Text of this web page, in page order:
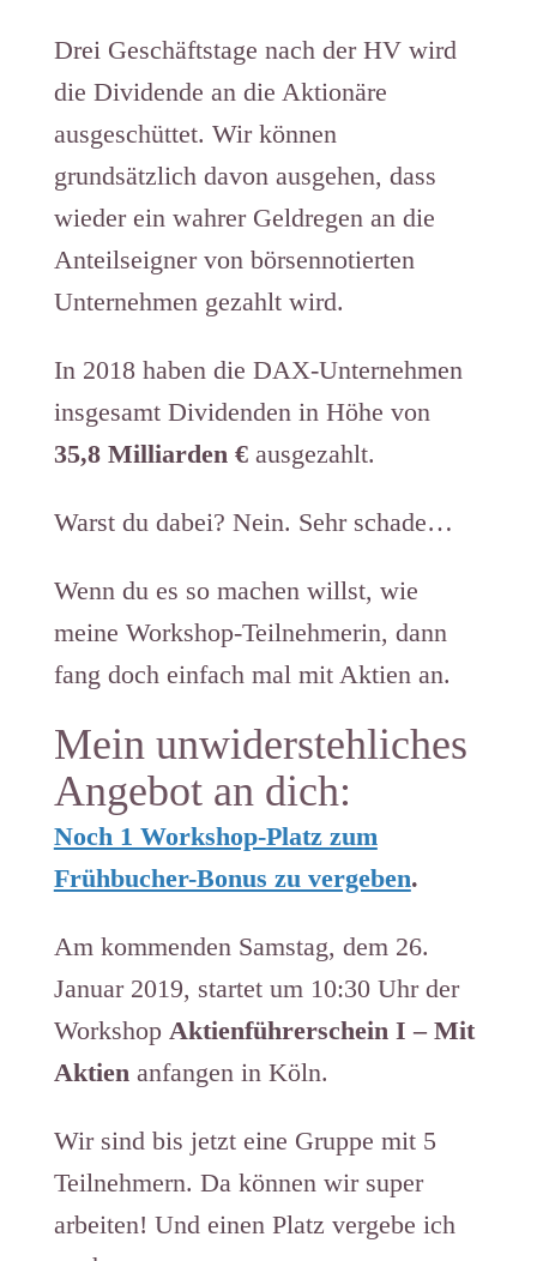
Drei Geschäftstage nach der HV wird
die Dividende an die Aktionäre
ausgeschüttet. Wir können
grundsätzlich davon ausgehen, dass
wieder ein wahrer Geldregen an die
Anteilseigner von börsennotierten
Unternehmen gezahlt wird.
In 2018 haben die DAX-Unternehmen
insgesamt Dividenden in Höhe von
35,8 Milliarden €ausgezahlt.
Warst du dabei? Nein. Sehr schade…
Wenn du es so machen willst, wie
meine Workshop-Teilnehmerin, dann
fang doch einfach mal mit Aktien an.
Mein unwiderstehliches
Angebot an dich:
Noch 1 Workshop-Platz zum
Frühbucher-Bonus zu vergeben.
Am kommenden Samstag, dem 26.
Januar 2019, startet um 10:30 Uhr der
Workshop Aktienführerschein I – Mit
Aktienanfangen in Köln.
Wir sind bis jetzt eine Gruppe mit 5
Teilnehmern. Da können wir super
arbeiten! Und einen Platz vergebe ich